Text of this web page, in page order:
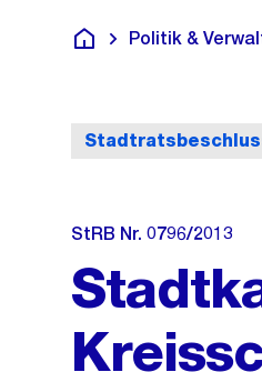
Deutsch
Politik &
StRB Nr. 0796/2013